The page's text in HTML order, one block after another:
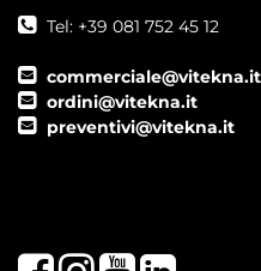
Tel: +39 081 752 45 12
commerciale@vitekna.it
ordini@vitekna.it
preventivi@vitekna.it
FacebookInstagram
YoutubeLinkedIn